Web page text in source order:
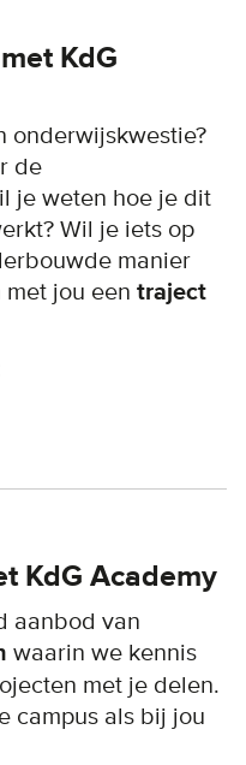
KdG
onderwijskwestie?
de
je weten hoe je dit
Wil je iets op
manier
jou een traject
KdG Academy
aanbod van
waarin we kennis
met je delen.
campus als bij jou